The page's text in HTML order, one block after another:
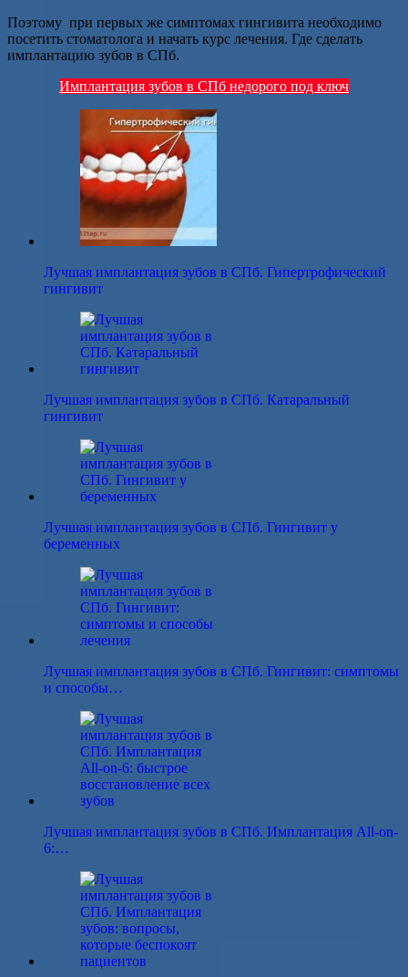
Поэтому при первых же симптомах гингивита необходимо
посетить стоматолога и начать курс лечения. Где сделать
имплантацию зубов в СПб.
Имплантация зубов в СПб недорого под ключ
Лучшая имплантация зубов в СПб. Гипертрофический
гингивит
Лучшая имплантация зубов в СПб. Катаральный
гингивит
Лучшая имплантация зубов в СПб. Гингивит у
беременных
Лучшая имплантация зубов в СПб. Гингивит: симптомы
и способы…
Лучшая имплантация зубов в СПб. Имплантация All-on-
6:…